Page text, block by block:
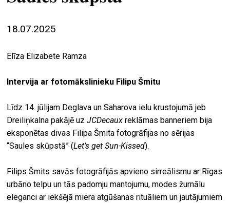
meklēt
18.07.2025
Elīza Elizabete Ramza
Intervija ar fotomākslinieku Filipu Šmitu
Līdz 14. jūlijam Deglava un Saharova ielu krustojumā jeb
Dreiliņkalna pakājē uzJCDecauxreklāmas banneriem bija
eksponētas divas Filipa Šmita fotogrāfijas no sērijas
“Saules skūpstā” (Let’s get Sun-Kissed).
Filips Šmits savās fotogrāfijās apvieno sirreālismu ar Rīgas
urbāno telpu un tās padomju mantojumu, modes žurnālu
eleganci ar iekšējā miera atgūšanas rituāliem un jautājumiem